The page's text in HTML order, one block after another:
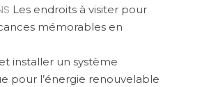
Les endroits à visiter pour
mémorables en
installer un système
pour l’énergie renouvelable